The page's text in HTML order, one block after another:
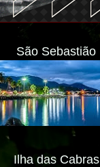
São Sebastião
Ilha das Cabras